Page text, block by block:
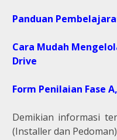
Panduan
Cara Mudah
Drive
Form Penilaian Fase
Demikian informasi
(Installer dan